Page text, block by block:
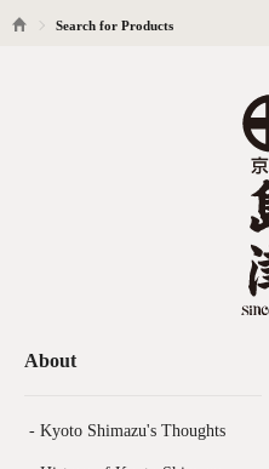
Search for Products
About
- Kyoto Shimazu's Thoughts